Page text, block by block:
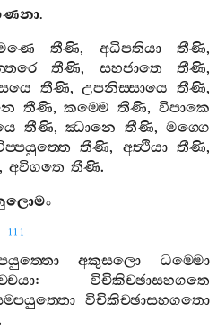
.
තීණි, අධිපතියා තීණි,
තීණි, සහජාතෙ තීණි,
තීණි,උපනිස‍්සායෙ තීණි,
තීණි,කම‍්මෙ තීණි,විපාකෙ
තීණි,ඣානෙ තීණි,මග‍්ගෙ
තීණි, අත්‍ථියා තීණි,
, අවිගතෙ තීණි.
111
අකුසලො
ධම‍්මො
: විචිකිච‍්ඡාසහගතෙ
විචිකිච‍්ඡාසහගතො